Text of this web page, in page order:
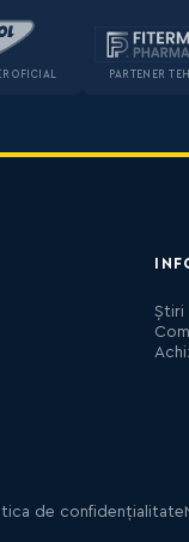
OFICIAL PARTENER
Știri
de confidențialitate